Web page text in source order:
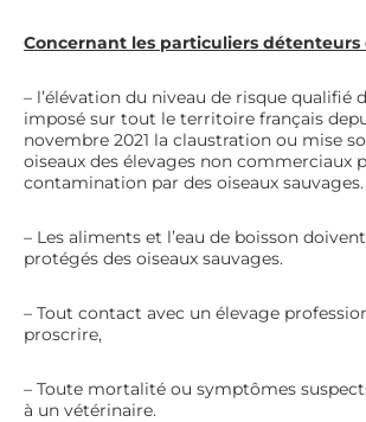
Concernant les particuliers détenteurs
– l’élévation du niveau de risque qualifié
imposé sur tout le territoire français
novembre 2021 la claustration ou mise
oiseaux des élevages non commerciaux
contamination par des oiseaux sauvages.
– Les aliments et l’eau de boisson
protégés des oiseaux sauvages.
– Tout contact avec un élevage
proscrire,
– Toute mortalité ou symptômes
à un vétérinaire.